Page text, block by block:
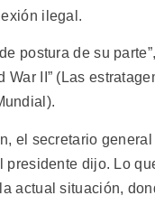
ilegal.
postura de su
II” (Las
el secretario
presidente dijo. Lo
actual situación,